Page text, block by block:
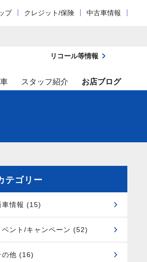
プ クレジット/保険 中古車情報
スタッフ紹介 お店ブログ
リコール等情報
テゴリー
車情報 (15)
ベント/キャンペーン (52)
の他 (16)